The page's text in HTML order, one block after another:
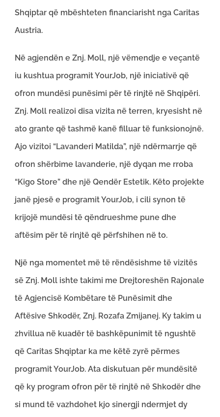
Shqiptar që mbështeten financiarisht nga Caritas
Austria.
Në agjendën e Znj. Moll, një vëmendje e veçantë
iu kushtua programit YourJob, një iniciativë që
ofron mundësi punësimi për të rinjtë në Shqipëri.
Znj. Moll realizoi disa vizita në terren, kryesisht në
ato grante që tashmë kanë filluar të funksionojnë.
Ajo vizitoi “Lavanderi Matilda”, një ndërmarrje që
ofron shërbime lavanderie, një dyqan me rroba
“Kigo Store” dhe një Qendër Estetik. Këto projekte
janë pjesë e programit YourJob, i cili synon të
krijojë mundësi të qëndrueshme pune dhe
aftësim për të rinjtë që përfshihen në to.
Një nga momentet më të rëndësishme të vizitës
së Znj. Moll ishte takimi me Drejtoreshën Rajonale
të Agjencisë Kombëtare të Punësimit dhe
Aftësive Shkodër, Znj. Rozafa Zmijanej. Ky takim u
zhvillua në kuadër të bashkëpunimit të ngushtë
që Caritas Shqiptar ka me këtë zyrë përmes
programit YourJob. Ata diskutuan për mundësitë
që ky program ofron për të rinjtë në Shkodër dhe
si mund të vazhdohet kjo sinergji ndermjet dy